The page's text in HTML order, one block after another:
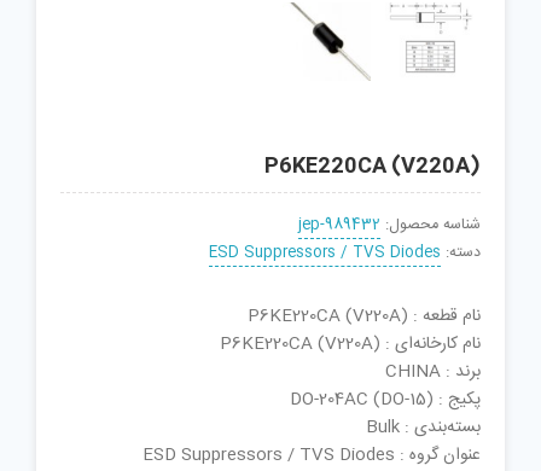
P6KE220CA (V220A)
شناسه محصول: jep-989432
دسته: ESD Suppressors / TVS Diodes
نام قطعه : P6KE220CA (V220A)
نام کارخانه‌ای : P6KE220CA (V220A)
برند : CHINA
پکیج : DO-204AC (DO-15)
بسته‌بندی : Bulk
عنوان گروه : ESD Suppressors / TVS Diodes